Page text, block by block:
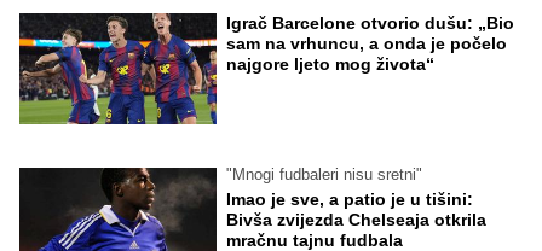
Igrač Barcelone otvorio dušu: „Bio
sam na vrhuncu, a onda je počelo
najgore ljeto mog života“
"Mnogi fudbaleri nisu sretni"
Imao je sve, a patio je u tišini:
Bivša zvijezda Chelseaja otkrila
mračnu tajnu fudbala